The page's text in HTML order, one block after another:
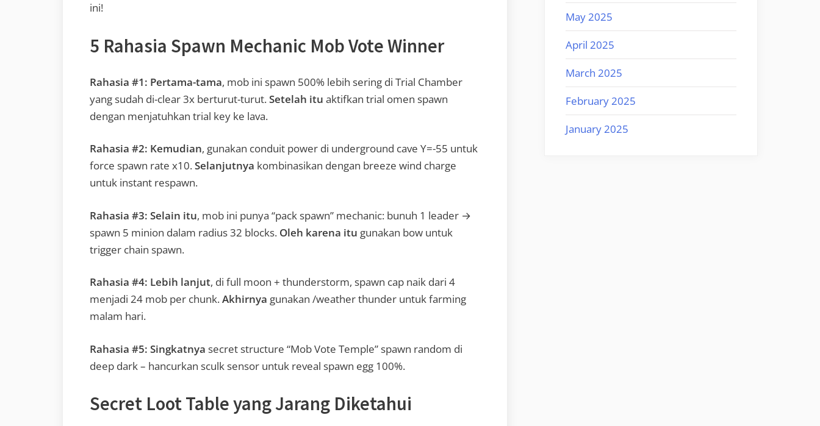
ini!
5 Rahasia Spawn Mechanic Mob Vote Winner
Rahasia #1: Pertama-tama, mob ini spawn 500% lebih sering di Trial Chamber
yang sudah di-clear 3x berturut-turut.Setelah itu aktifkan trial omen spawn
dengan menjatuhkan trial key ke lava.
Rahasia #2: Kemudian, gunakan conduit power di underground cave Y=-55 untuk
force spawn rate x10.Selanjutnya kombinasikan dengan breeze wind charge
untuk instant respawn.
Rahasia #3: Selain itu, mob ini punya “pack spawn” mechanic: bunuh 1 leader →
spawn 5 minion dalam radius 32 blocks. Oleh karena itu gunakan bow untuk
trigger chain spawn.
Rahasia #4: Lebih lanjut, di full moon + thunderstorm, spawn cap naik dari 4
menjadi 24 mob per chunk.Akhirnya gunakan /weather thunder untuk farming
malam hari.
Rahasia #5: Singkatnya secret structure “Mob Vote Temple” spawn random di
deep dark – hancurkan sculk sensor untuk reveal spawn egg 100%.
Secret Loot Table yang Jarang Diketahui
May 2025
April 2025
March 2025
February 2025
January 2025